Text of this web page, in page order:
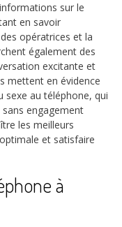
sur le
en savoir
opératrices et la
également des
excitante et
mettent en évidence
sexe au téléphone, qui
engagement
les meilleurs
et satisfaire
à